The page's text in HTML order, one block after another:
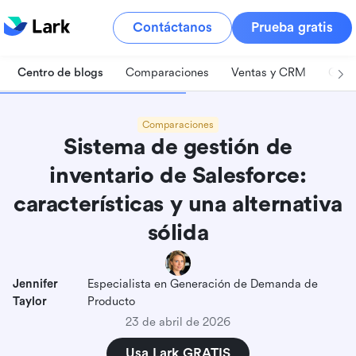
Contáctanos Prueba gratis
Centro de blogs Comparaciones Ventas y CRM
Comparaciones
Sistema de gestión de
inventario de Salesforce:
características y una alternativa
sólida
Jennifer
Taylor
Especialista en Generación de Demanda de
Producto
23 de abril de 2026